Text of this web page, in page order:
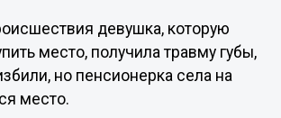
девушка, которую
место, получила травму губы,
но пенсионерка села на
место.